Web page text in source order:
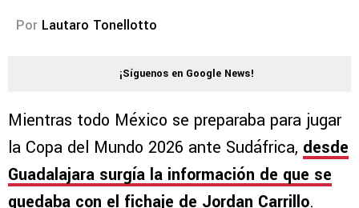
Por Lautaro Tonellotto
¡Síguenos en Google News!
Mientras todo México se preparaba para jugar
la Copa del Mundo 2026 ante Sudáfrica, desde
Guadalajara surgía la información de que se
quedaba con el fichaje de Jordan Carrillo.